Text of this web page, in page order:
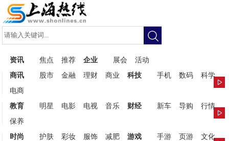
资讯 焦点 推荐 企业 展会
活动
商讯
股市 金融 理财 商业 科技 手机 数码
科学
电商
教育
明星 电影 电视 音乐 财经 新车 导购
行情
保养
时尚
护肤 彩妆 服饰 减肥 游戏 手游 页游
文化